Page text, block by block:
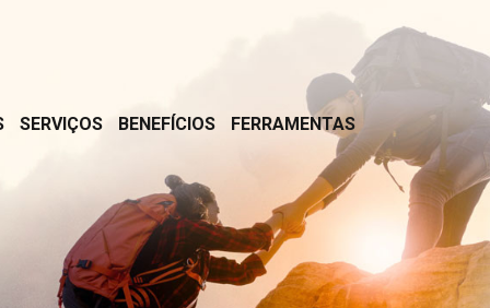
SERVIÇOS BENEFÍCIOS FERRAMENTAS